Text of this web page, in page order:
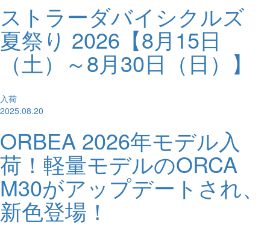
ストラーダバイシクルズ
夏祭り 2026【8月15日
（土）～8月30日（日）】
入荷
2025.08.20
ORBEA 2026年モデル入
荷！軽量モデルのORCA
M30がアップデートされ、
新色登場！